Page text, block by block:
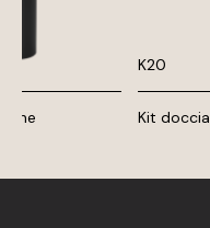
K20
Kit doccia